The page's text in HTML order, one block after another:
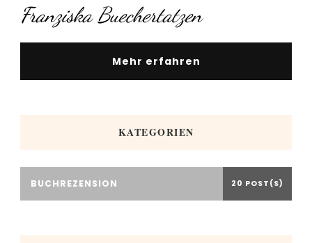
Franziska Buechertatzen
Mehr erfahren
KATEGORIEN
BUCHREZENSION 20 POST(S)